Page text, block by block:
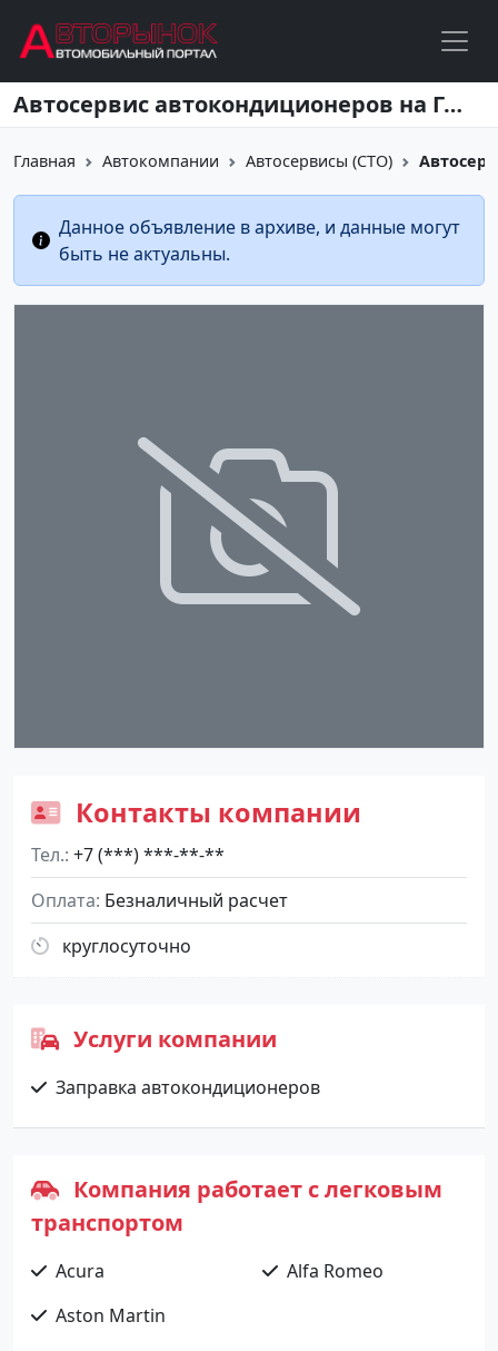
Перейти к основному содержанию Автосервис автокондиционеров на Горячеключевской
Главная Автокомпании Автосервисы (СТО)
Данное объявление в архиве, и данные могут
быть не актуальны.
Контакты компании
Тел. +7 (***) ***-**-**
Оплата Безналичный расчет
круглосуточно
Услуги компании
Заправка автокондиционеров
Компания работает с легковым
транспортом
Acura
Alfa Romeo
Aston Martin